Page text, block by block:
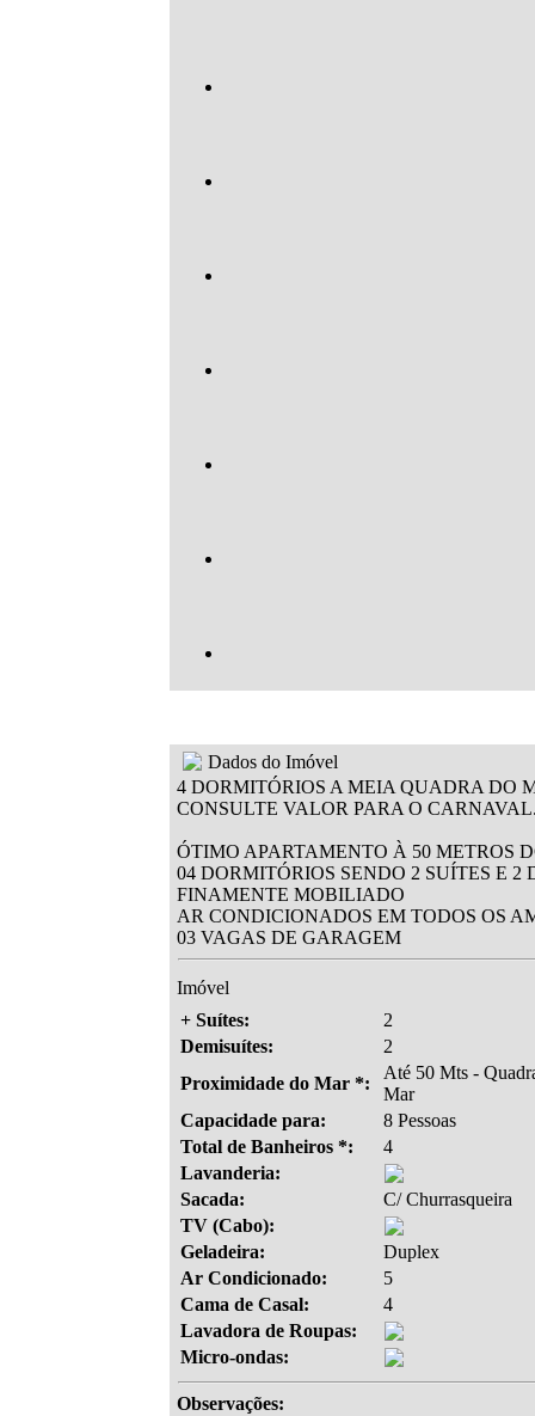
Dados do Imóvel
4 DORMITÓRIOS A MEIA QUADRA DO
CONSULTE VALOR PARA O
ÓTIMO APARTAMENTO À 50 METROS
04 DORMITÓRIOS SENDO 2 SUÍTES E 2
FINAMENTE MOBILIADO
AR CONDICIONADOS EM TODOS OS
03 VAGAS DE GARAGEM
Imóvel
+ Suítes:
2
Demisuítes:
2
Proximidade do Mar *:
Até 50 Mts -
Mar
Capacidade para:
8 Pessoas
Total de Banheiros *:
4
Lavanderia:
Sacada:
C/ Churrasqueira
TV (Cabo):
Geladeira:
Duplex
Ar Condicionado:
5
Cama de Casal:
4
Lavadora de Roupas:
Micro-ondas:
Observações: